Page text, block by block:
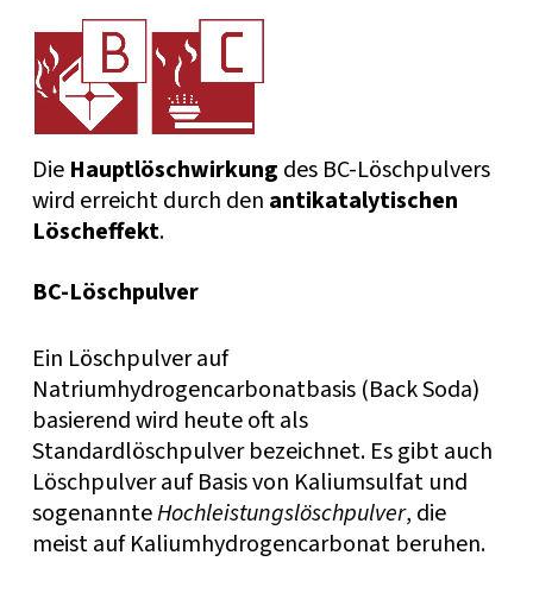
Die Hauptlöschwirkung des BC-Löschpulvers
wird erreicht durch den antikatalytischen
Löscheffekt.
BC-Löschpulver
Ein Löschpulver auf
Natriumhydrogencarbonatbasis (Back Soda)
basierend wird heute oft als
Standardlöschpulver bezeichnet. Es gibt auch
Löschpulver auf Basis von Kaliumsulfat und
sogenannteHochleistungslöschpulver, die
meist auf Kaliumhydrogencarbonat beruhen.